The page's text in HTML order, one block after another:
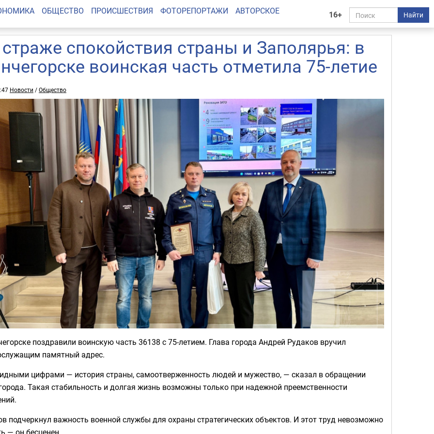
16+ Найти
ОБЩЕСТВО ПРОИСШЕСТВИЯ ФОТОРЕПОРТАЖИ АВТОРСКОЕ
спокойствия страны и Заполярья: в
воинская часть отметила 75-летие
Новости /Общество
поздравили воинскую часть 36138 с 75-летием. Глава города Андрей Рудаков вручил
памятный адрес.
цифрами — история страны, самоотверженность людей и мужество, — сказал в обращении
Такая стабильность и долгая жизнь возможны только при надежной преемственности
подчеркнул важность военной службы для охраны стратегических объектов. И этот труд невозможно